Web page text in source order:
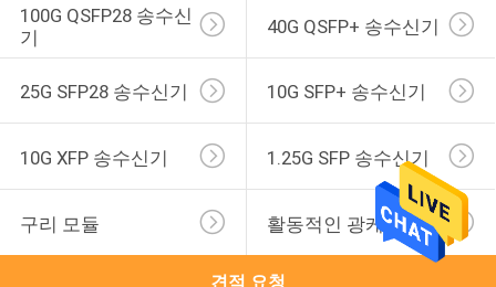
100G QSFP28 송수신
기
40G QSFP+ 송수신기
25G SFP28 송수신기 10G SFP+ 송수신기
10G XFP 송수신기 1.25G SFP 송수신기
구리 모듈 활동적인 광케이블
견적 요청